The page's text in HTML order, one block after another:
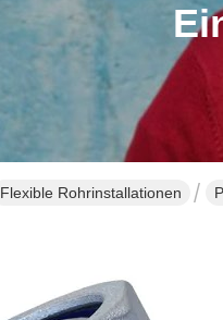
Flexible Rohrinstallationen